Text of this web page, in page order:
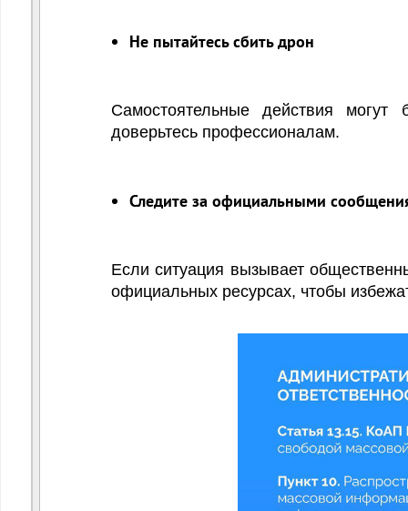
Не пытайтесь сбить дрон
Самостоятельные действия
доверьтесь профессионалам.
Следите за официальными
Если ситуация вызывает
официальных ресурсах, чтобы